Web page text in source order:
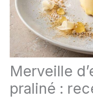
Merveille
praliné :